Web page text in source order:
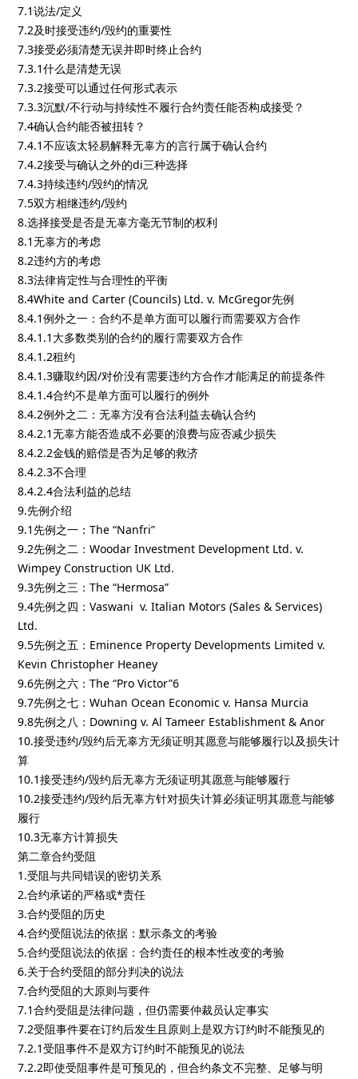
7.1说法/定义
7.2及时接受违约/毁约的重要性
7.3接受必须清楚无误并即时终止合约
7.3.1什么是清楚无误
7.3.2接受可以通过任何形式表示
7.3.3沉默/不行动与持续性不履行合约责任能否构成接受？
7.4确认合约能否被扭转？
7.4.1不应该太轻易解释无辜方的言行属于确认合约
7.4.2接受与确认之外的di三种选择
7.4.3持续违约/毁约的情况
7.5双方相继违约/毁约
8.选择接受是否是无辜方毫无节制的权利
8.1无辜方的考虑
8.2违约方的考虑
8.3法律肯定性与合理性的平衡
8.4White and Carter (Councils) Ltd. v. McGregor先例
8.4.1例外之一：合约不是单方面可以履行而需要双方合作
8.4.1.1大多数类别的合约的履行需要双方合作
8.4.1.2租约
8.4.1.3赚取约因/对价没有需要违约方合作才能满足的前提条件
8.4.1.4合约不是单方面可以履行的例外
8.4.2例外之二：无辜方没有合法利益去确认合约
8.4.2.1无辜方能否造成不必要的浪费与应否减少损失
8.4.2.2金钱的赔偿是否为足够的救济
8.4.2.3不合理
8.4.2.4合法利益的总结
9.先例介绍
9.1先例之一：The “Nanfri”
9.2先例之二：Woodar Investment Development Ltd. v.
Wimpey Construction UK Ltd.
9.3先例之三：The “Hermosa”
9.4先例之四：Vaswani v. Italian Motors (Sales & Services)
Ltd.
9.5先例之五：Eminence Property Developments Limited v.
Kevin Christopher Heaney
9.6先例之六：The “Pro Victor”6
9.7先例之七：Wuhan Ocean Economic v. Hansa Murcia
9.8先例之八：Downing v. Al Tameer Establishment & Anor
10.接受违约/毁约后无辜方无须证明其愿意与能够履行以及损失计
算
10.1接受违约/毁约后无辜方无须证明其愿意与能够履行
10.2接受违约/毁约后无辜方针对损失计算必须证明其愿意与能够
履行
10.3无辜方计算损失
第二章合约受阻
1.受阻与共同错误的密切关系
2.合约承诺的严格或*责任
3.合约受阻的历史
4.合约受阻说法的依据：默示条文的考验
5.合约受阻说法的依据：合约责任的根本性改变的考验
6.关于合约受阻的部分判决的说法
7.合约受阻的大原则与要件
7.1合约受阻是法律问题，但仍需要仲裁员认定事实
7.2受阻事件要在订约后发生且原则上是双方订约时不能预见的
7.2.1受阻事件不是双方订约时不能预见的说法
7.2.2即使受阻事件是可预见的，但合约条文不完整、足够与明